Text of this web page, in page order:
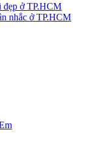
đẹp ở TP.HCM
nhắc ở TP.HCM